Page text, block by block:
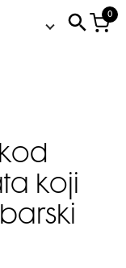
0
koji